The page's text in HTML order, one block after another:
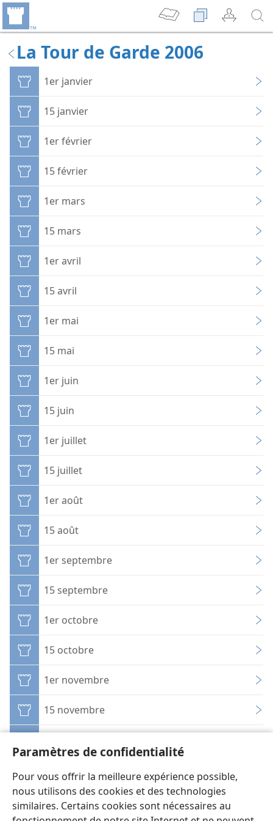
Paramètres de confidentialité
Pour vous offrir la meilleure expérience possible,
nous utilisons des cookies et des technologies
similaires. Certains cookies sont nécessaires au
La Tour de Garde 2006
1er janvier
15 janvier
1er février
15 février
1er mars
15 mars
1er avril
15 avril
1er mai
15 mai
1er juin
15 juin
1er juillet
15 juillet
1er août
15 août
1er septembre
15 septembre
1er octobre
15 octobre
1er novembre
15 novembre
15 décembre